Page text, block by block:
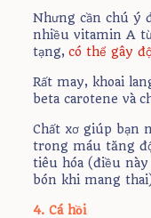
Nhưng cần chú ý
nhiều vitamin A
tạng, có thể gây
Rất may, khoai
beta carotene và
Chất xơ giúp bạn
trong máu tăng
tiêu hóa (điều này
bón khi mang
4. Cá hồi